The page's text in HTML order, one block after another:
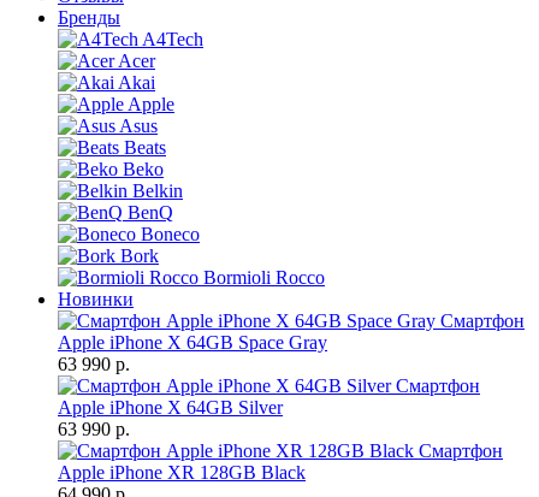
Бренды
A4Tech
Acer
Akai
Apple
Asus
Beats
Beko
Belkin
BenQ
Boneco
Bork
Bormioli Rocco
Новинки
Смартфон
Apple iPhone X 64GB Space Gray
63 990 р.
Смартфон
Apple iPhone X 64GB Silver
63 990 р.
Смартфон
Apple iPhone XR 128GB Black